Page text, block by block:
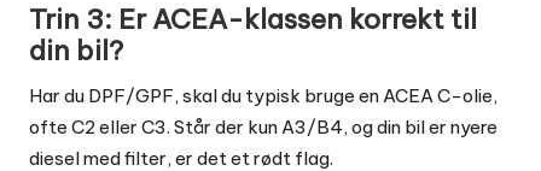
Trin 3: Er ACEA-klassen korrekt til
din bil?
Har du DPF/GPF, skal du typisk bruge en ACEA C-olie,
ofte C2 eller C3. Står der kun A3/B4, og din bil er nyere
diesel med filter, er det et rødt flag.